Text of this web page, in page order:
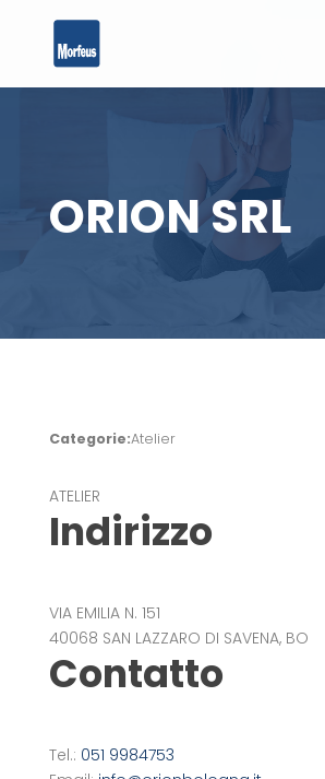
ORION SRL
Categorie:Atelier
ATELIER
Indirizzo
VIA EMILIA N. 151
40068 SAN LAZZARO DI SAVENA, BO
Contatto
Tel.: 051 9984753